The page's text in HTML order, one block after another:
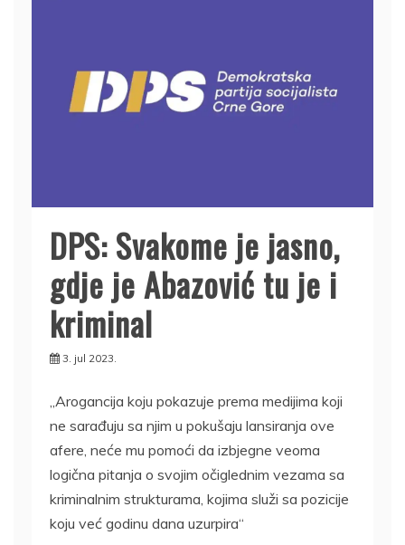
DPS: Svakome je jasno,
gdje je Abazović tu je i
kriminal
3. jul 2023.
„Arogancija koju pokazuje prema medijima koji
ne sarađuju sa njim u pokušaju lansiranja ove
afere, neće mu pomoći da izbjegne veoma
logična pitanja o svojim očiglednim vezama sa
kriminalnim strukturama, kojima služi sa pozicije
koju već godinu dana uzurpira“